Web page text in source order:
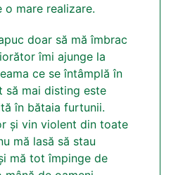
o mare realizare.
doar să mă îmbrac
îmi ajunge la
ce se întâmplă în
să mai disting este
în bătaia furtunii.
și vin violent din toate
mă lasă să stau
mă tot împinge de